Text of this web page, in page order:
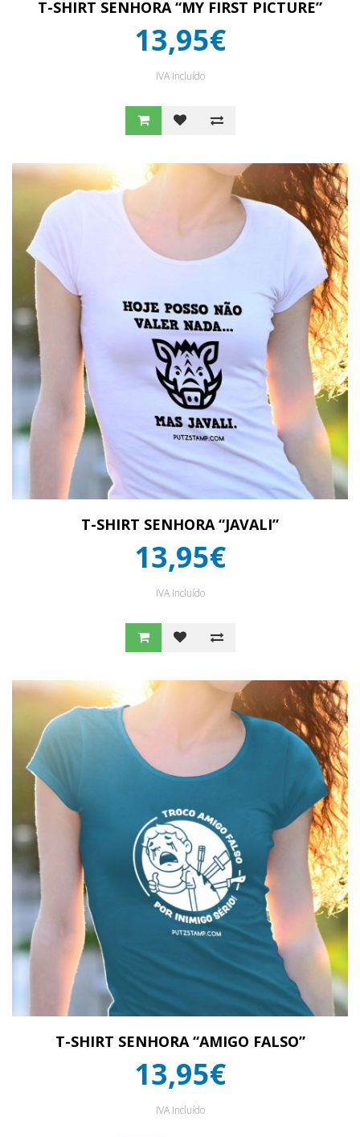
T-SHIRT SENHORA “MY FIRST PICTURE”
13,95€
IVA Incluído
T-SHIRT SENHORA “JAVALI”
13,95€
IVA Incluído
T-SHIRT SENHORA “AMIGO FALSO”
13,95€
IVA Incluído